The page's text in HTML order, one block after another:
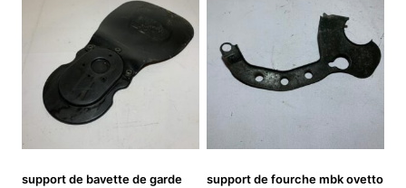
support de bavette de garde
support de fourche mbk ovetto